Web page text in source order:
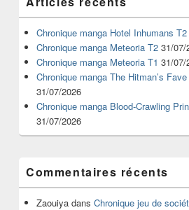
principale
de
widget
pour
barre
latérale
Chronique manga Hotel Inhumans T2
Chronique manga Meteoria T2 31/07/
Chronique manga Meteoria T1 31/07/
Chronique manga The Hitman’s
31/07/2026
Chronique manga Blood-Crawling
31/07/2026
Commentaires récents
Zaouiya dans Chronique jeu de